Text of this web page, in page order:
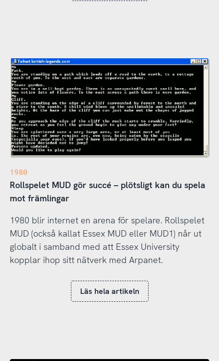
1980
Rollspelet MUD gör succé – plötsligt kan du spela
mot främlingar
1980 blir internet en arena för spelare. Rollspelet
MUD (också kallat Essex MUD eller MUD1) når ut
globalt i samband med att Essex University
kopplar ihop sitt nätverk med Arpanet.
Läs hela artikeln